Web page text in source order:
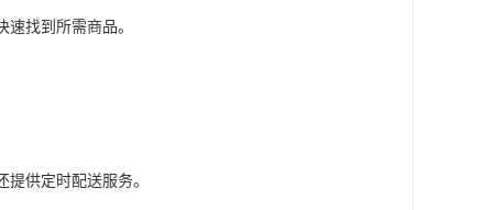
找到所需商品。
供定时配送服务。